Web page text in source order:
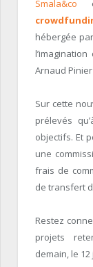
Smala&co
hébergée
Arnaud
Sur cette
prélevés
objectifs. Et
une
frais de
de transfert
Restez
projets
demain, le 12